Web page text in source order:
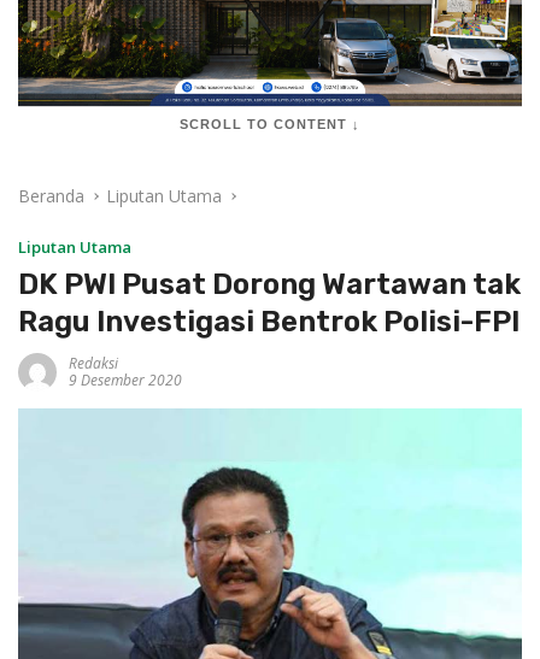
SCROLL TO CONTENT ↓
Beranda Liputan Utama
Liputan Utama
DK PWI Pusat Dorong Wartawan tak
Ragu Investigasi Bentrok Polisi-FPI
Redaksi
9 Desember 2020